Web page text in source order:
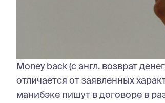
Money back (с англ. возврат
отличается от заявленных
манибэке пишут в договоре в